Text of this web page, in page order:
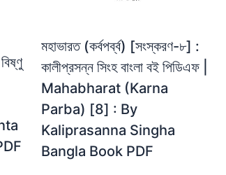
মহাভারত (কর্বপর্ব্ব) [সংস্করণ-৮] :
কালীপ্রসন্ন সিংহ বাংলা বই পিডিএফ |
Mahabharat (Karna
Parba) [8] : By
Kaliprasanna Singha
Bangla Book PDF